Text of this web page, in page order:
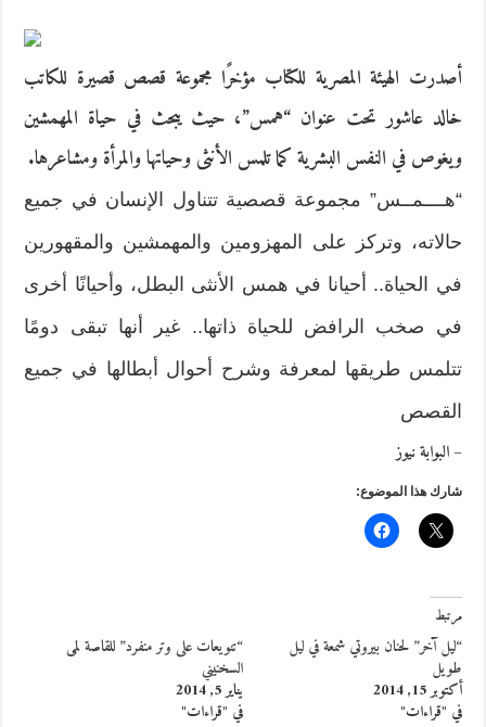
أصدرت الهيئة المصرية للكتاب مؤخرًا مجموعة قصص قصيرة للكاتب
خالد عاشور تحت عنوان “همس”، حيث يبحث في حياة المهمشين
ويغوص في النفس البشرية كما تلمس الأنثى وحياتها والمرأة ومشاعرها.
“هــــمــس” مجموعة قصصية تتناول الإنسان في جميع
حالاته، وتركز على المهزومين والمهمشين والمقهورين
في الحياة.. أحيانا في همس الأنثى البطل، وأحيانًا أخرى
في صخب الرافض للحياة ذاتها.. غير أنها تبقى دومًا
تتلمس طريقها لمعرفة وشرح أحوال أبطالها في جميع
القصص
– البوابة نيوز
شارك هذا الموضوع:
مرتبط
“ليل آخر” لحنان بيروتي شمعة في ليل
طويل
أكتوبر 15, 2014
في "قراءات"
“تنويعات على وتر منفرد” للقاصة لمى
السخنيني
يناير 5, 2014
في "قراءات"